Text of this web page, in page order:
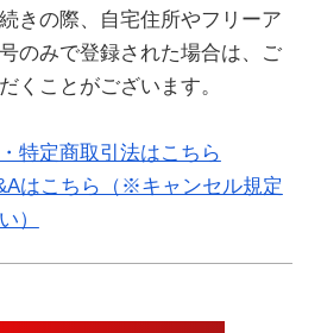
の際、自宅住所やフリーア
のみで登録された場合は、ご
くことがございます。
特定商取引法はこちら
はこちら（※キャンセル規定
）